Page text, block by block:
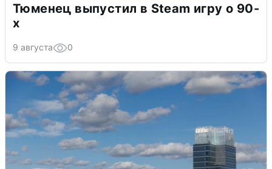
Тюменец выпустил в Steam игру о 90-
х
9 августа 0